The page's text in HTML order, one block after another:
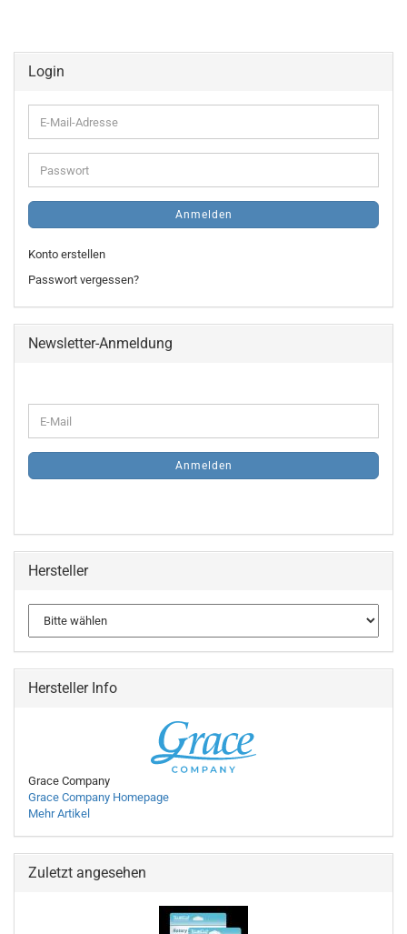
Login
E-
Mail-
Adresse
Passwort
Anmelden
Konto erstellen
Passwort vergessen?
Newsletter-Anmeldung
ZUR
ANMELDUNG
E-
Mail
Anmelden
Hersteller
Hersteller Info
Grace Company
Grace Company Homepage
Mehr Artikel
Zuletzt angesehen